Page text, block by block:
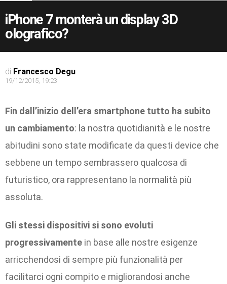
iPhone 7 monterà un display 3D
olografico?
di Francesco Degu
19/12/2015, 19:23
Fin dall’inizio dell’era smartphone tutto ha subito
un cambiamento: la nostra quotidianità e le nostre
abitudini sono state modificate da questi device che
sebbene un tempo sembrassero qualcosa di
futuristico, ora rappresentano la normalità più
assoluta.
Gli stessi dispositivi si sono evoluti
progressivamente in base alle nostre esigenze
arricchendosi di sempre più funzionalità per
facilitarci ogni compito e migliorandosi anche